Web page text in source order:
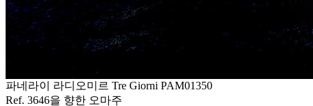
파네라이 라디오미르 Tre Giorni PAM01350
Ref. 3646을 향한 오마주